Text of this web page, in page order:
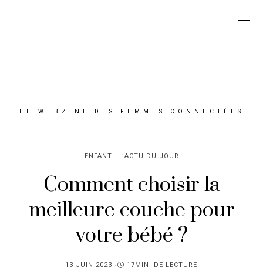
LE WEBZINE DES FEMMES CONNECTÉES
ENFANT L’ACTU DU JOUR
Comment choisir la
meilleure couche pour
votre bébé ?
PUBLIÉ
13 JUIN 2023 17MIN. DE LECTURE